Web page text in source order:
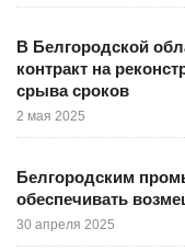
В Белгородской
контракт на
срыва сроков
2 мая 2025
Белгородским
обеспечивать
30 апреля 2025